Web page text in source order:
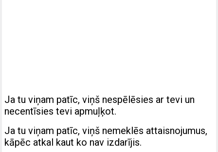
Ja tu viņam patīc, viņš nespēlēsies ar tevi un
necentīsies tevi apmuļķot.
Ja tu viņam patīc, viņš nemeklēs attaisnojumus,
kāpēc atkal kaut ko nav izdarījis.